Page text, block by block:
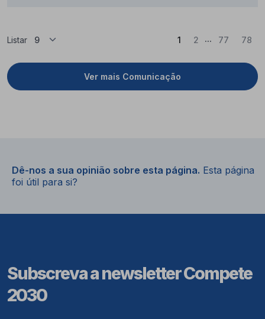
Listar
Ver mais Comunicação
1 (Atual)
2 ... 77 78
Dê-nos a sua opinião sobre esta página. Esta página
foi útil para si?
Subscreva a newsletter Compete
2030